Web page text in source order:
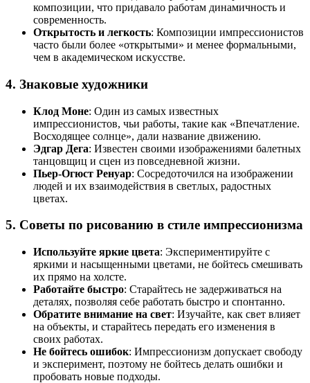
композиции, что придавало работам динамичность и
современность.
Открытость и легкость: Композиции импрессионистов
часто были более «открытыми» и менее формальными,
чем в академическом искусстве.
4. Знаковые художники
Клод Моне: Один из самых известных
импрессионистов, чьи работы, такие как «Впечатление.
Восходящее солнце», дали название движению.
Эдгар Дега: Известен своими изображениями балетных
танцовщиц и сцен из повседневной жизни.
Пьер-Огюст Ренуар: Сосредоточился на изображении
людей и их взаимодействия в светлых, радостных
цветах.
5. Советы по рисованию в стиле импрессионизма
Используйте яркие цвета: Экспериментируйте с
яркими и насыщенными цветами, не бойтесь смешивать
их прямо на холсте.
Работайте быстро: Старайтесь не задерживаться на
деталях, позволяя себе работать быстро и спонтанно.
Обратите внимание на свет: Изучайте, как свет влияет
на объекты, и старайтесь передать его изменения в
своих работах.
Не бойтесь ошибок: Импрессионизм допускает свободу
и эксперимент, поэтому не бойтесь делать ошибки и
пробовать новые подходы.